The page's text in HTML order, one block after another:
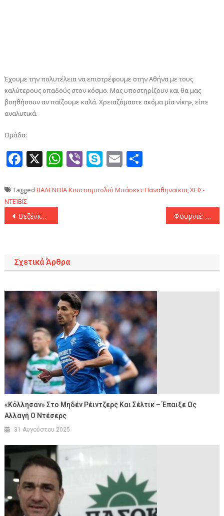
Έχουμε την πολυτέλεια να επιστρέφουμε στην Αθήνα με τους
καλύτερους οπαδούς στον κόσμο. Μας υποστηρίζουν και θα μας
βοηθήσουν αν παίζουμε καλά. Χρειαζόμαστε ακόμα μία νίκη», είπε
αναλυτικά.
Ομάδα:
Facebook
X WhatsApp
ViberSkype
Email
Tagged ΒΑΛΕΝΘΙΑΚουτσομπολιό ΜπάσκετΠαναθηναϊκοςΧΕΙΣ-
ΝΤΕΊΒΙΣ
Πλοήγηση
Βεζένκοφ: «To βραβείο είναι στο τέλος και πηγαίνουμε προς αυτή την κατεύθυνση» Φουρνιέ: «Παρέτεινα την καριέρα μου και επέστρεψα στην Ευρώπη για να ζήσω αυτές τις στιγμές»
Σχετικά Άρθρα
«Κόλλησαν» Στο Μηδέν Ρέιντζερς Και Σέλτικ – Έπαιξε Ως
Αλλαγή Ο Ντέσερς
31 Αυγούστου 2025